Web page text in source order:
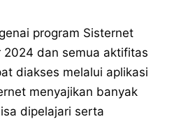
program Sisternet
2024 dan semua aktifitas
diakses melalui aplikasi
menyajikan banyak
dipelajari serta